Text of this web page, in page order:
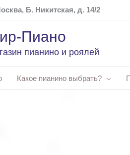
Б. Никитская, д. 14/2
Пиано
пианино и роялей
Какое пианино выбрать?